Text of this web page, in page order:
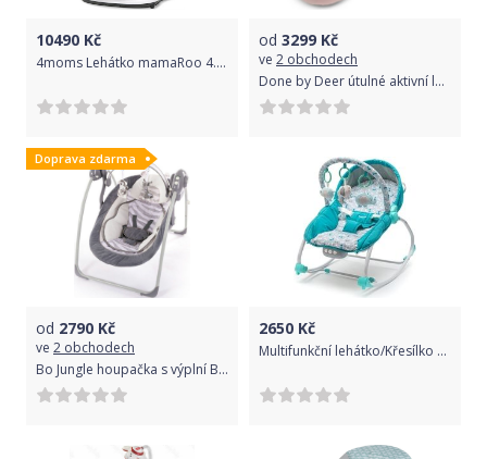
10490 Kč
4moms Lehátko mamaRoo 4.0 Plush Silver
od 3299 Kč
ve 2 obchodech
Done by Deer útulné aktivní lehátko Raffi růžová
Doprava zdarma
od 2790 Kč
ve 2 obchodech
Bo Jungle houpačka s výplní B-PORTABLE SWING White Tiger
2650 Kč
Multifunkční lehátko/Křesílko pro děti 2v1 - SLONÍCI tyrkysové - BabyMix